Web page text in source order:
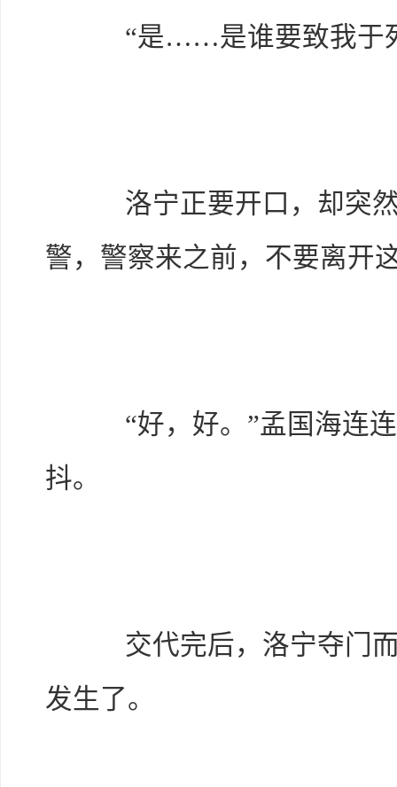
“是……是谁要致我于死
洛宁正要开口，却突然
警，警察来之前，不要离开
“好，好。”孟国海连连
抖。
交代完后，洛宁夺门而
发生了。